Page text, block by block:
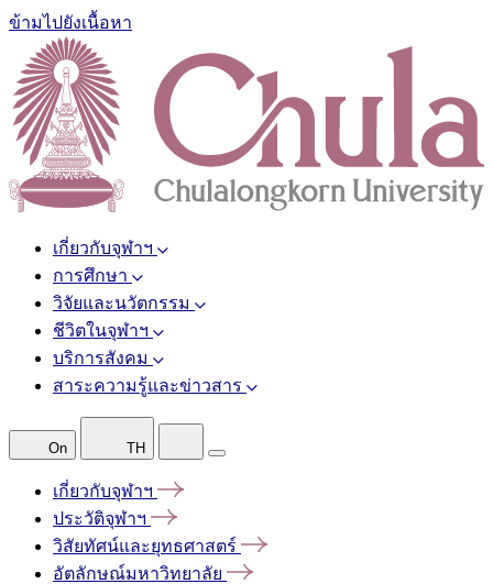
ข้ามไปยังเนื้อหา
เกี่ยวกับจุฬาฯ
การศึกษา
วิจัยและนวัตกรรม
ชีวิตในจุฬาฯ
บริการสังคม
สาระความรู้และข่าวสาร
On TH
เกี่ยวกับจุฬาฯ
ประวัติจุฬาฯ
วิสัยทัศน์และยุทธศาสตร์
อัตลักษณ์มหาวิทยาลัย